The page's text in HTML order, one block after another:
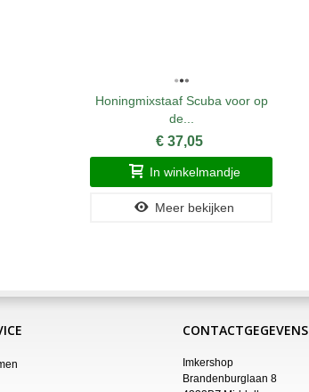
Honingmixstaaf Scuba voor op
de...
€ 37,05
In winkelmandje
Meer bekijken
CONTACTGEGEVENS
Imkershop
Brandenburglaan 8